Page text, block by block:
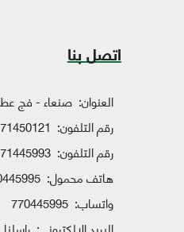
اتصل بنا
العنوان: صنعاء - فج
رقم التلفون:
رقم التلفون:
هاتف محمول:
واتساب: 770445995